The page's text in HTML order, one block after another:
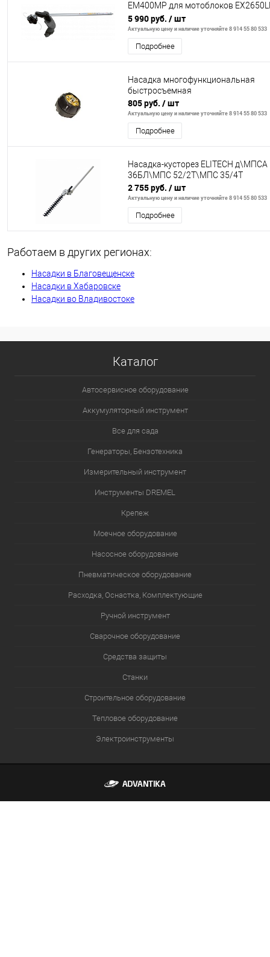
EM400MP для мотоблоков
DUX60 Makita
5 990 руб. / шт
Актуальную цену и наличие уточняйте 8 914 55 80 533
Подробнее
Насадка многофункциональная
быстросъемная
805 руб. / шт
Актуальную цену и наличие уточняйте 8 914 55 80 533
Подробнее
Насадка-кусторез ELITECH д\МПСА
36БЛ\МПС 52/2Т\МПС 35/4Т
2 755 руб. / шт
Актуальную цену и наличие уточняйте 8 914 55 80 533
Подробнее
Работаем в других регионах:
Насадки в Благовещенске
Насадки в Хабаровске
Насадки во Владивостоке
Каталог
Автосервисное оборудование
Аккумуляторный инструмент
Все для сада
Генераторы, Бензотехника
Измерительный инструмент
Инструменты DREMEL
Крепеж
Моечное оборудование
Насосное оборудование
Пневматическое оборудование
Расходка, Оснастка, Комплектующие
Ручной инструмент
Сварочное оборудование
Средства защиты
Станки
Строительное оборудование
Тепловое оборудование
Электроинструменты